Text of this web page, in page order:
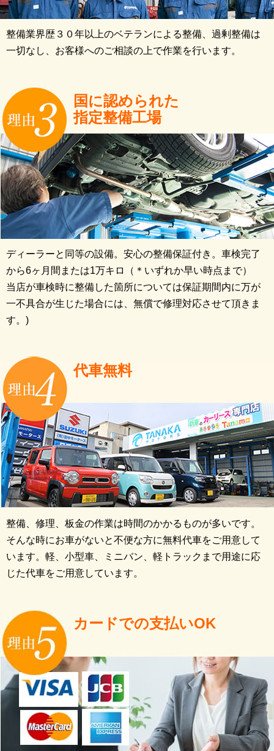
整備業界歴３０年以上のベテランによる整備、過剰整備は
一切なし、お客様へのご相談の上で作業を行います。
国に認められた
指定整備工場
ディーラーと同等の設備。安心の整備保証付き。車検完了
から6ヶ月間または1万キロ（＊いずれか早い時点まで）
当店が車検時に整備した箇所については保証期間内に万が
一不具合が生じた場合には、無償で修理対応させて頂きま
す。)
代車無料
整備、修理、板金の作業は時間のかかるものが多いです。
そんな時にお車がないと不便な方に無料代車をご用意して
います。軽、小型車、ミニバン、軽トラックまで用途に応
じた代車をご用意しています。
カードでの支払いOK